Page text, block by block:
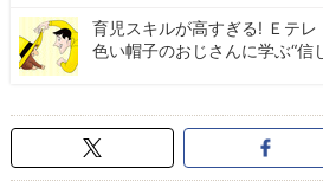
育児スキルが高すぎる! Ｅテ
色い帽子のおじさんに学ぶ“信